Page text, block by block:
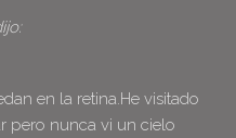
en la retina.He visitado
pero nunca vi un cielo